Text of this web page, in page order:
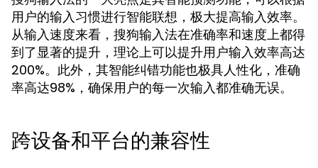
用户的输入习惯进行智能联想，极大提高输入效率。
从输入速度来看，搜狗输入法在准确率和速度上都得
到了显著的提升，理论上可以提升用户输入效率高达
200%。此外，其智能纠错功能也极具人性化，准确
率高达98%，确保用户的每一次输入都准确无误。
跨设备和平台的兼容性